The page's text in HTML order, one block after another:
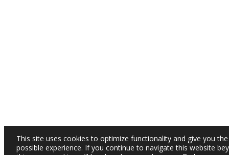
This site uses cookies to optimize functionality and give you
possible experience. If you continue to navigate this website